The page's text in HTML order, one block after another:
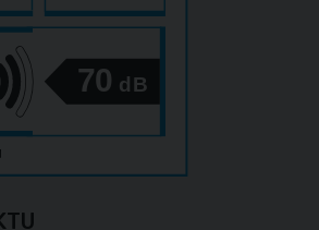
70 dB